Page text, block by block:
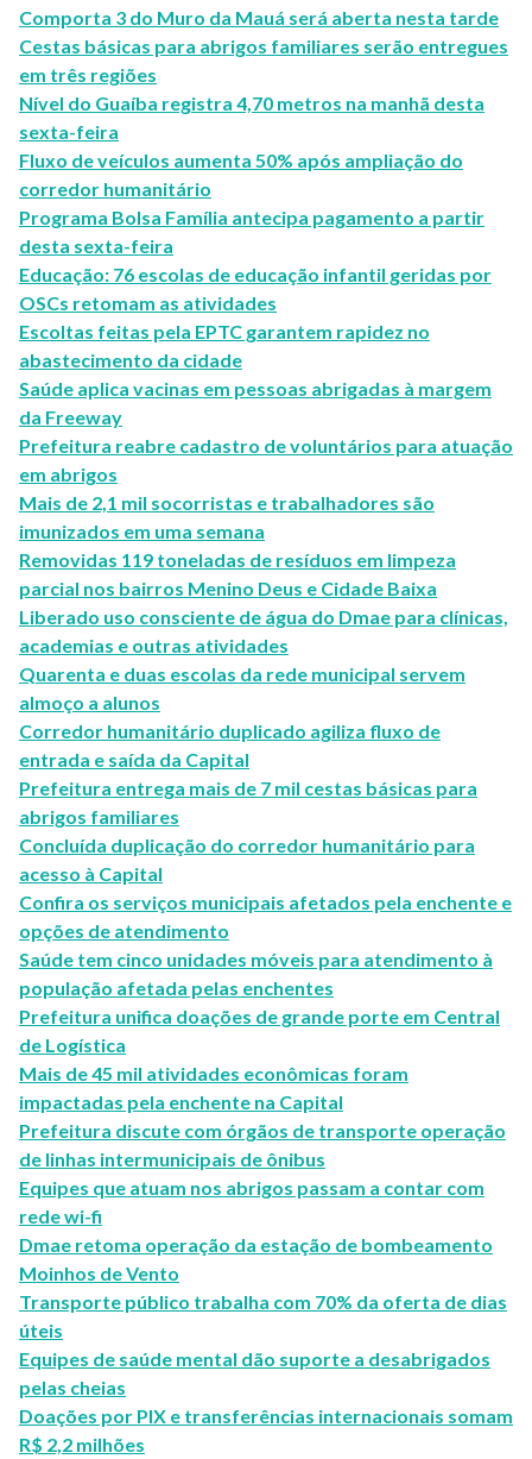
Comporta 3 do Muro da Mauá será aberta nesta tarde
Cestas básicas para abrigos familiares serão entregues
em três regiões
Nível do Guaíba registra 4,70 metros na manhã desta
sexta-feira
Fluxo de veículos aumenta 50% após ampliação do
corredor humanitário
Programa Bolsa Família antecipa pagamento a partir
desta sexta-feira
Educação: 76 escolas de educação infantil geridas por
OSCs retomam as atividades
Escoltas feitas pela EPTC garantem rapidez no
abastecimento da cidade
Saúde aplica vacinas em pessoas abrigadas à margem
da Freeway
Prefeitura reabre cadastro de voluntários para atuação
em abrigos
Mais de 2,1 mil socorristas e trabalhadores são
imunizados em uma semana
Removidas 119 toneladas de resíduos em limpeza
parcial nos bairros Menino Deus e Cidade Baixa
Liberado uso consciente de água do Dmae para clínicas,
academias e outras atividades
Quarenta e duas escolas da rede municipal servem
almoço a alunos
Corredor humanitário duplicado agiliza fluxo de
entrada e saída da Capital
Prefeitura entrega mais de 7 mil cestas básicas para
abrigos familiares
Concluída duplicação do corredor humanitário para
acesso à Capital
Confira os serviços municipais afetados pela enchente e
opções de atendimento
Saúde tem cinco unidades móveis para atendimento à
população afetada pelas enchentes
Prefeitura unifica doações de grande porte em Central
de Logística
Mais de 45 mil atividades econômicas foram
impactadas pela enchente na Capital
Prefeitura discute com órgãos de transporte operação
de linhas intermunicipais de ônibus
Equipes que atuam nos abrigos passam a contar com
rede wi-fi
Dmae retoma operação da estação de bombeamento
Moinhos de Vento
Transporte público trabalha com 70% da oferta de dias
úteis
Equipes de saúde mental dão suporte a desabrigados
pelas cheias
Doações por PIX e transferências internacionais somam
R$ 2,2 milhões